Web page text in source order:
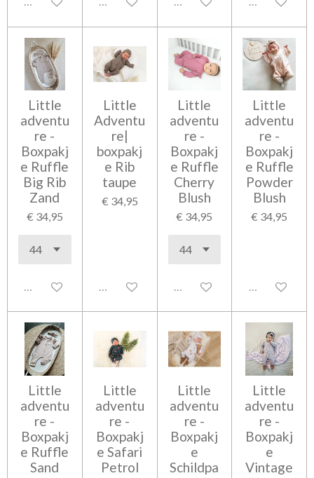
Little
adventu
re -
Boxpakj
e Ruffle
Big Rib
Zand
€ 34,95
Uitgeschakeld
Little
Adventu
re|
boxpakj
e Rib
taupe
€ 34,95
Uitgeschakeld
Little
adventu
re -
Boxpakj
e Ruffle
Cherry
Blush
€ 34,95
Uitgeschakeld
Little
adventu
re -
Boxpakj
e Ruffle
Powder
Blush
€ 34,95
Little
adventu
re -
Boxpakj
e Ruffle
Sand
Little
adventu
re -
Boxpakj
e Safari
Petrol
Little
adventu
re -
Boxpakj
e
Schildpa
Little
adventu
re -
Boxpakj
e
Vintage